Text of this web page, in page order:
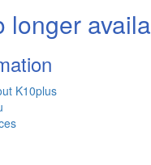
longer
K10plus